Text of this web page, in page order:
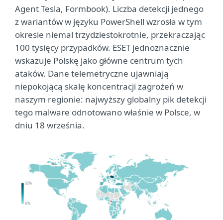
Agent Tesla, Formbook). Liczba detekcji jednego
z wariantów w języku PowerShell wzrosła w tym
okresie niemal trzydziestokrotnie, przekraczając
100 tysięcy przypadków. ESET jednoznacznie
wskazuje Polskę jako główne centrum tych
ataków. Dane telemetryczne ujawniają
niepokojącą skalę koncentracji zagrożeń w
naszym regionie: najwyższy globalny pik detekcji
tego malware odnotowano właśnie w Polsce, w
dniu 18 września.